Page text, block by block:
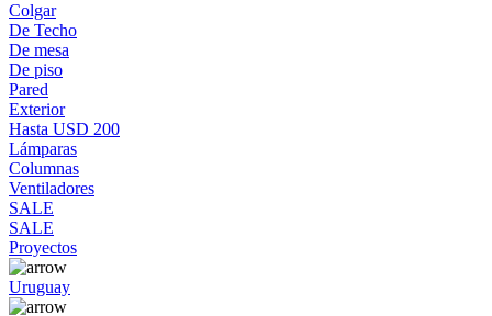
Colgar
De Techo
De mesa
De piso
Pared
Exterior
Hasta USD 200
Lámparas
Columnas
Ventiladores
SALE
SALE
Proyectos
Uruguay